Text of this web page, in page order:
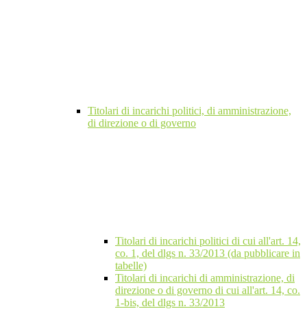
Titolari di incarichi politici, di amministrazione,
di direzione o di governo
Titolari di incarichi politici di cui all'art. 14,
co. 1, del dlgs n. 33/2013 (da pubblicare in
tabelle)
Titolari di incarichi di amministrazione, di
direzione o di governo di cui all'art. 14, co.
1-bis, del dlgs n. 33/2013